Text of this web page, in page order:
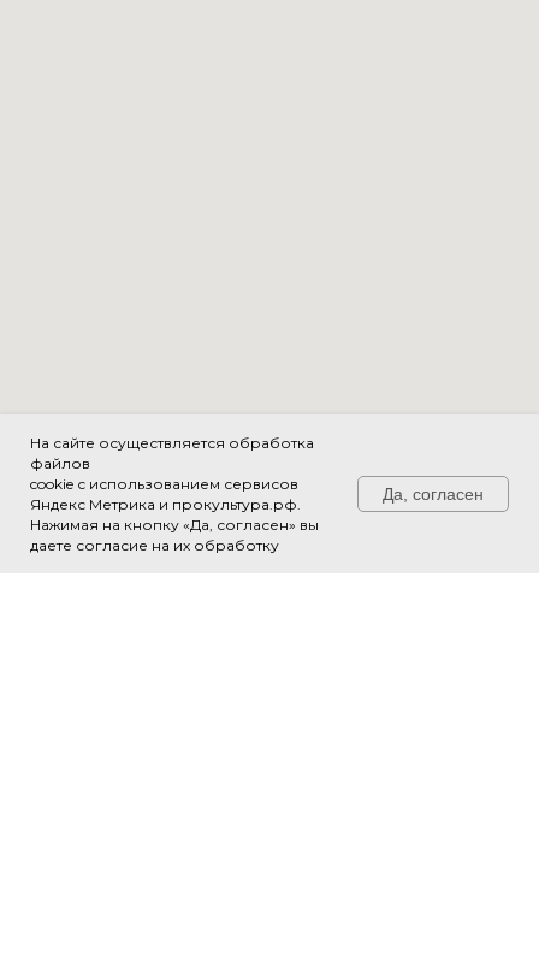
На сайте осуществляется обработка
файлов
cookie с использованием сервисов
Яндекс Метрика и прокультура.рф.
Нажимая на кнопку «Да, согласен» вы
даете согласие на их обработку
Да, согласен
Свяжитесь с нами!